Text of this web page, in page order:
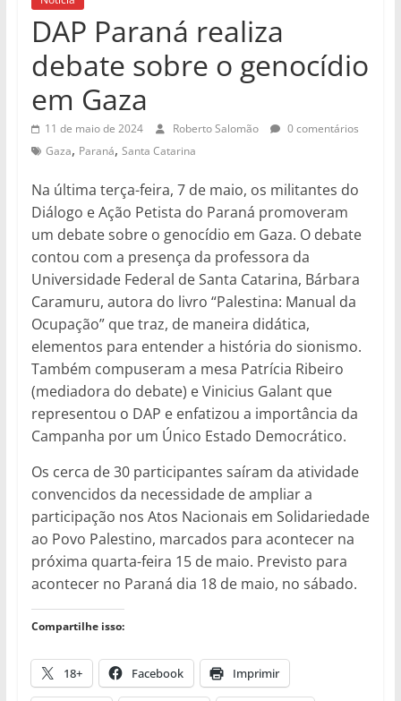
DAP Paraná realiza
debate sobre o genocídio
em Gaza
11 de maio de 2024 Roberto Salomão
0 comentários
Gaza, Paraná, Santa Catarina
Na última terça-feira, 7 de maio, os militantes do
Diálogo e Ação Petista do Paraná promoveram
um debate sobre o genocídio em Gaza. O debate
contou com a presença da professora da
Universidade Federal de Santa Catarina, Bárbara
Caramuru, autora do livro “Palestina: Manual da
Ocupação” que traz, de maneira didática,
elementos para entender a história do sionismo.
Também compuseram a mesa Patrícia Ribeiro
(mediadora do debate) e Vinicius Galant que
representou o DAP e enfatizou a importância da
Campanha por um Único Estado Democrático.
Os cerca de 30 participantes saíram da atividade
convencidos da necessidade de ampliar a
participação nos Atos Nacionais em Solidariedade
ao Povo Palestino, marcados para acontecer na
próxima quarta-feira 15 de maio. Previsto para
acontecer no Paraná dia 18 de maio, no sábado.
Compartilhe isso:
18+ Facebook Imprimir